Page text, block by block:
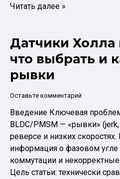
FOC
даёт
практике
и
мягче”
Читать далее »
Датчики Холла
что выбрать и
рывки
Оставьте комментарий
Введение Ключевая
BLDC/PMSM — «рывки»
реверсе и низких
информация о фазовом угле
коммутации и некорректные
Цель статьи: технически